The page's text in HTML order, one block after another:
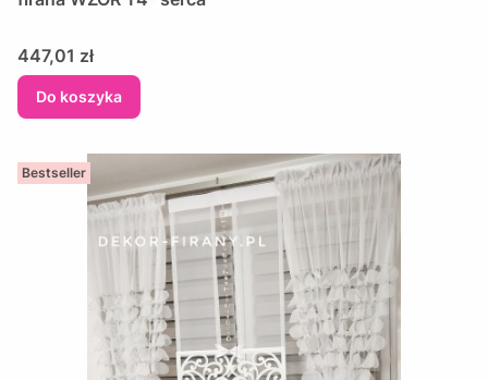
Cena
447,01 zł
Do koszyka
Bestseller